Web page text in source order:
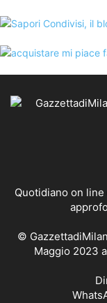
Quotidiano on
©
Maggio 2023